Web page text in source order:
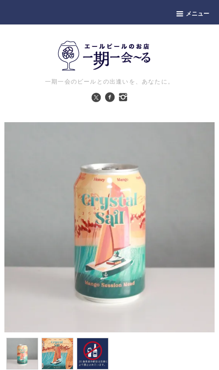
メニュー
一期一会のビールとの出逢いを、あなたに。